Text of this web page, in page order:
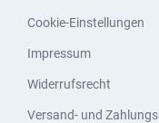
Cookie-Einstellungen
Impressum
Widerrufsrecht
Versand- und